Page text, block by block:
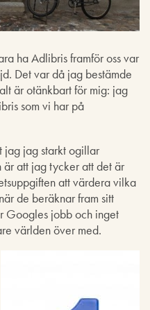
ha Adlibris framför oss var
Det var då jag bestämde
är otänkbart för mig: jag
som vi har på
jag jag starkt ogillar
att jag tycker att det är
att värdera vilka
de beräknar fram sitt
Googles jobb och inget
världen över med.